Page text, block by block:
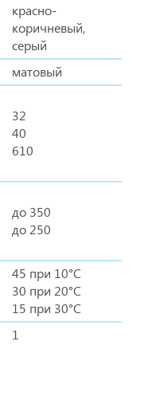
красно-
коричневый,
серый
матовый
32
40
610
до 350
до 250
45 при 10°С
30 при 20°С
15 при 30°С
1